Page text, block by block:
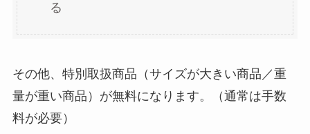
る
その他、特別取扱商品（サイズが大きい商品／重
量が重い商品）が無料になります。（通常は手数
料が必要）